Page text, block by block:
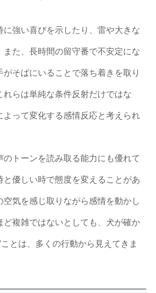
強い喜びを示したり、雷や大きな
た、長時間の留守番で不安定にな
そばにいることで落ち着きを取り
らは単純な条件反射だけではな
よって変化する感情反応と考えられ
トーンを読み取る能力にも優れて
優しい時で態度を変えることがあ
空気を感じ取りながら感情を動かし
複雑ではないとしても、犬が確か
とは、多くの行動から見えてきま